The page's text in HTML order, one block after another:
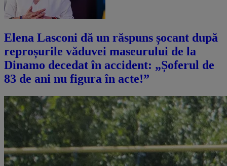
Elena Lasconi dă un răspuns șocant după
reproșurile văduvei maseurului de la
Dinamo decedat în accident: „Șoferul de
83 de ani nu figura în acte!”